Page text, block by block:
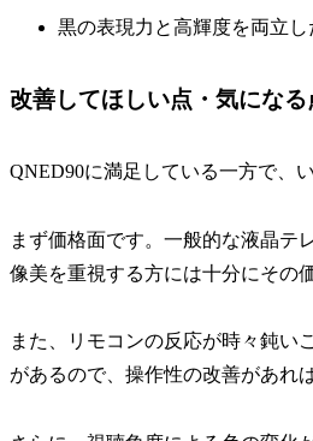
黒の表現力と高輝度を両立
改善してほしい点・気になる
QNED90に満足している一方で、
まず価格面です。一般的な液晶テ
像美を重視する方には十分にその
また、リモコンの反応が時々鈍い
があるので、操作性の改善があれ